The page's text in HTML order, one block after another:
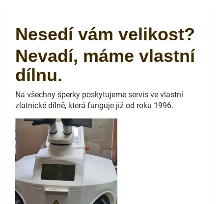
Nesedí vám velikost?
Nevadí, máme vlastní
dílnu.
Na všechny šperky poskytujeme servis ve vlastní
zlatnické dílně, která funguje již od roku 1996.